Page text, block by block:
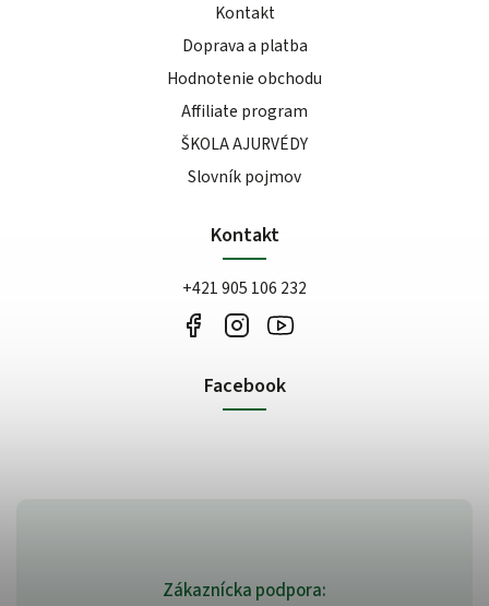
Zákaznícka podpora:
Kontakt
Doprava a platba
Hodnotenie obchodu
Affiliate program
ŠKOLA AJURVÉDY
Slovník pojmov
Kontakt
+421 905 106 232
Facebook